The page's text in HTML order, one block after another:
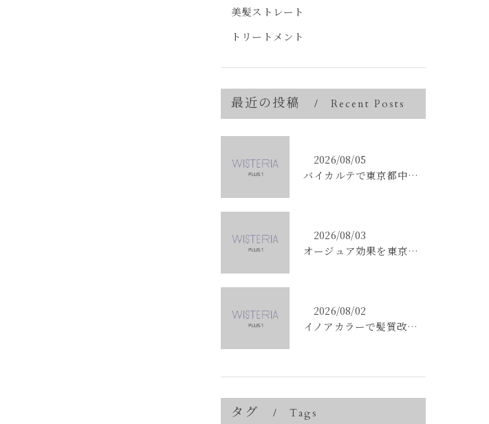
美髪ストレート
トリートメント
最近の投稿 Recent Posts
2026/08/05
バイカルテで東京都中央区銀座のエイジングケア悩みを解決する方法と正規品選びのポイント
2026/08/03
オージュア効果を東京都中央区銀座で実感する選び方と購入ポイント
2026/08/02
イノアカラーで髪質改善を叶える東京都中央区銀座の新しい髪色体験
タグ Tags